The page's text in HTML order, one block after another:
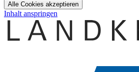
Alle Cookies akzeptieren
Inhalt anspringen